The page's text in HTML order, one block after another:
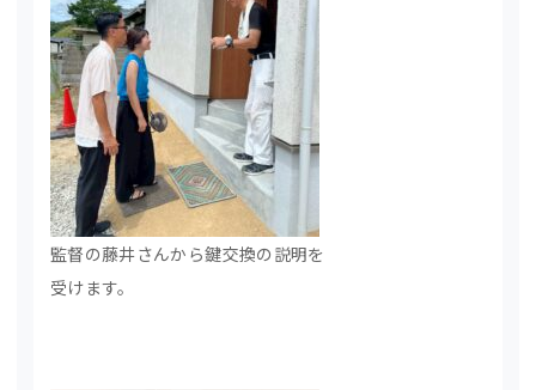
監督の藤井さんから鍵交換の説明を
受けます。